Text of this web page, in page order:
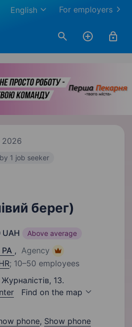
For employers
English
2026
1 job seeker
берег)
UAH Above average
РА , Agency
; 10–50 employees
13.
Find on the map
phone, Show phone